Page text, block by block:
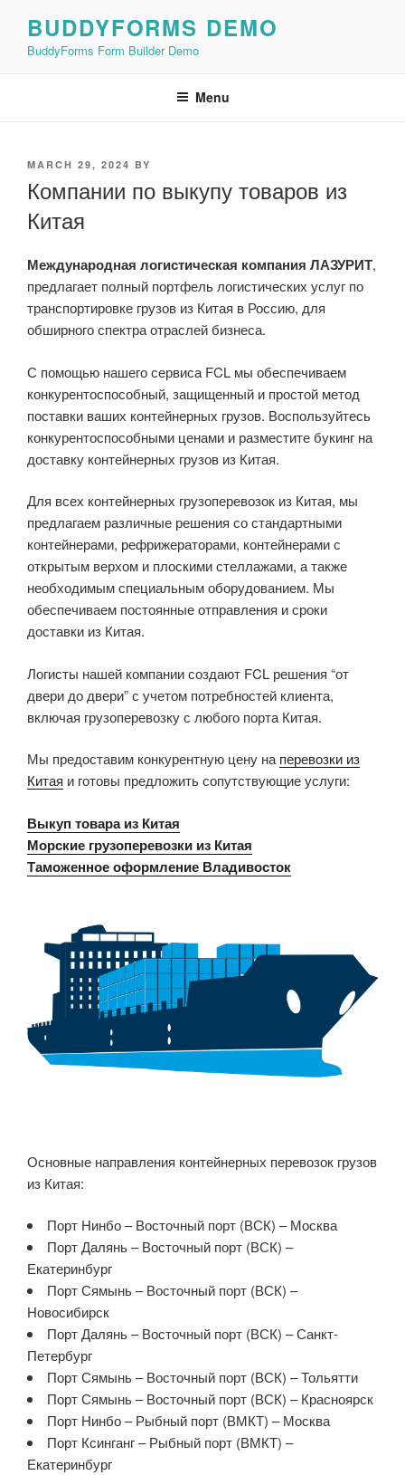
content
BUDDYFORMS DEMO
BuddyForms Form Builder Demo
Menu
POSTED
MARCH 29, 2024 BY
Компании по выкупу товаров из
Китая
Международная логистическая компания ЛАЗУРИТ,
предлагает полный портфель логистических услуг по
транспортировке грузов из Китая в Россию, для
обширного спектра отраслей бизнеса.
С помощью нашего сервиса FCL мы обеспечиваем
конкурентоспособный, защищенный и простой метод
поставки ваших контейнерных грузов. Воспользуйтесь
конкурентоспособными ценами и разместите букинг на
доставку контейнерных грузов из Китая.
Для всех контейнерных грузоперевозок из Китая, мы
предлагаем различные решения со стандартными
контейнерами, рефрижераторами, контейнерами с
открытым верхом и плоскими стеллажами, а также
необходимым специальным оборудованием. Мы
обеспечиваем постоянные отправления и сроки
доставки из Китая.
Логисты нашей компании создают FCL решения “от
двери до двери” с учетом потребностей клиента,
включая грузоперевозку с любого порта Китая.
Мы предоставим конкурентную цену наперевозки из
Китая и готовы предложить сопутствующие услуги:
Выкуп товара из Китая
Морские грузоперевозки из Китая
Таможенное оформление Владивосток
Основные направления контейнерных перевозок грузов
из Китая:
Порт Нинбо – Восточный порт (ВСК) – Москва
Порт Далянь – Восточный порт (ВСК) –
Екатеринбург
Порт Сямынь – Восточный порт (ВСК) –
Новосибирск
Порт Далянь – Восточный порт (ВСК) – Санкт-
Петербург
Порт Сямынь – Восточный порт (ВСК) – Тольятти
Порт Сямынь – Восточный порт (ВСК) – Красноярск
Порт Нинбо – Рыбный порт (ВМКТ) – Москва
Порт Ксинганг – Рыбный порт (ВМКТ) –
Екатеринбург